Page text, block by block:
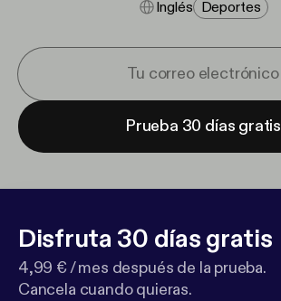
Inglés Deportes
Prueba 30 días gratis
Disfruta 30 días gratis
4,99 € / mes después de la prueba.
Cancela cuando quieras.